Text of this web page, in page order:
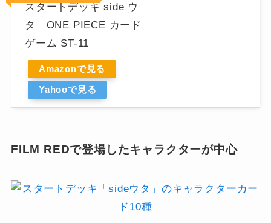
スタートデッキ side ウ
タ ONE PIECE カード
ゲーム ST-11
Amazonで見る
Yahooで見る
FILM REDで登場したキャラクターが中心